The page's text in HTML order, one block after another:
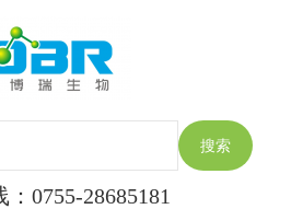
主
菜
单
搜索
0755-28685181